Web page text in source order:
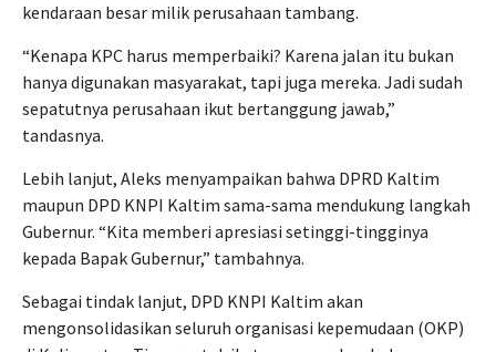
kendaraan besar milik perusahaan tambang.
“Kenapa KPC harus memperbaiki? Karena jalan itu bukan
hanya digunakan masyarakat, tapi juga mereka. Jadi sudah
sepatutnya perusahaan ikut bertanggung jawab,”
tandasnya.
Lebih lanjut, Aleks menyampaikan bahwa DPRD Kaltim
maupun DPD KNPI Kaltim sama-sama mendukung langkah
Gubernur. “Kita memberi apresiasi setinggi-tingginya
kepada Bapak Gubernur,” tambahnya.
Sebagai tindak lanjut, DPD KNPI Kaltim akan
mengonsolidasikan seluruh organisasi kepemudaan (OKP)